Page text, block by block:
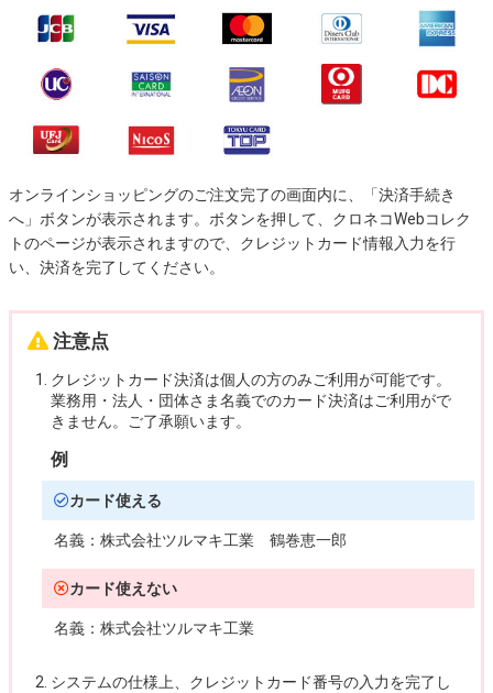
オンラインショッピングのご注文完了の画面内に、「決済手続き
へ」ボタンが表示されます。ボタンを押して、クロネコWebコレク
トのページが表示されますので、クレジットカード情報入力を行
い、決済を完了してください。
注意点
クレジットカード決済は個人の方のみご利用が可能です。
業務用・法人・団体さま名義でのカード決済はご利用がで
きません。ご了承願います。
例
カード使える
名義：株式会社ツルマキ工業 鶴巻恵一郎
カード使えない
名義：株式会社ツルマキ工業
システムの仕様上、クレジットカード番号の入力を完了し